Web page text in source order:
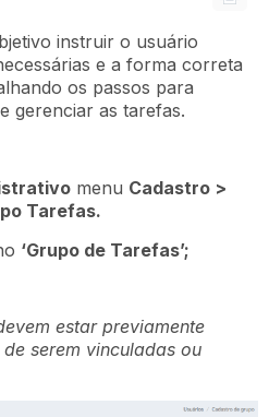
instruir o usuário
e a forma correta
os passos para
gerenciar as tarefas.
menu Cadastro >
Tarefas.
‘Grupo de Tarefas’;
estar previamente
serem vinculadas ou